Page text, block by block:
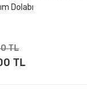
Dolabı
TL
TL